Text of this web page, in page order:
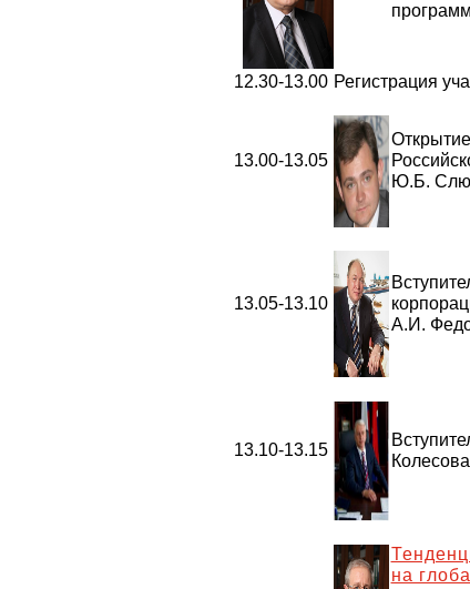
12.30-13.00 Регистрация
13.00-13.05
Ю.Б.
13.05-13.10
А.И.
13.10-13.15
Колесова
на